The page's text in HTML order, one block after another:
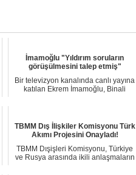
İmamoğlu "Yıldırım soruların
görüşülmesini talep etmiş"
Bir televizyon kanalında canlı yayına
katılan Ekrem İmamoğlu, Binali
TBMM Dış İlişkiler Komisyonu Türk
Akımı Projesini Onayladı!
TBMM Dışişleri Komisyonu, Türkiye
ve Rusya arasında ikili anlaşmaların